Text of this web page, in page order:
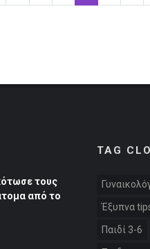
τους
από το
TAG
Έξυπνα
Παιδί 3-6